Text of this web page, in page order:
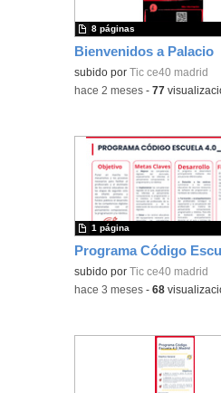
Bienvenidos a Palacio
subido por Tic ce40 madrid
8 páginas
-hace 2 meses -77
subido por Tic ce40 madrid
1 página
-hace 3 meses -68